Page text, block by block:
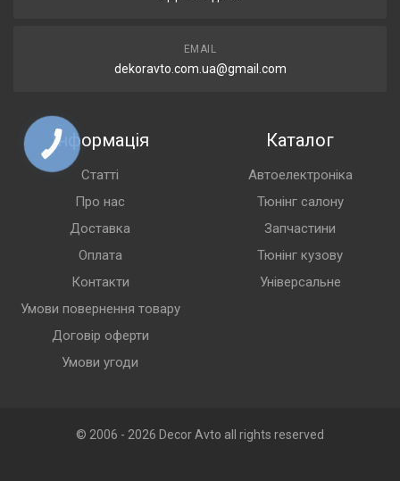
EMAIL
dekoravto.com.ua@gmail.com
Інформація
Статті
Про нас
Доставка
Оплата
Контакти
Умови повернення товару
Договір оферти
Умови угоди
Каталог
Автоелектроніка
Тюнінг салону
Запчастини
Тюнінг кузову
Універсальне
© 2006 - 2026 Decor Avto all rights reserved